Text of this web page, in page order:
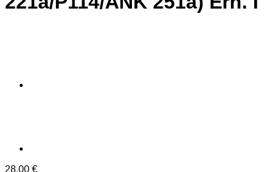
28,00 €